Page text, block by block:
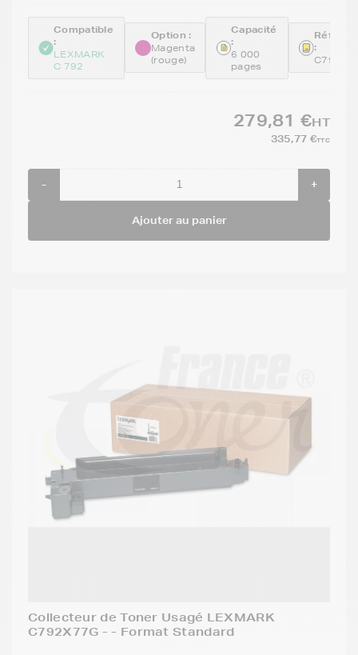
Compatible
:
LEXMARK
C 792
Option :
Magenta
(rouge)
Capacité
:
6 000
pages
:
279,81 €HT
335,77 €TTC
- +
Ajouter au panier
Collecteur de Toner Usagé LEXMARK
C792X77G - - Format Standard